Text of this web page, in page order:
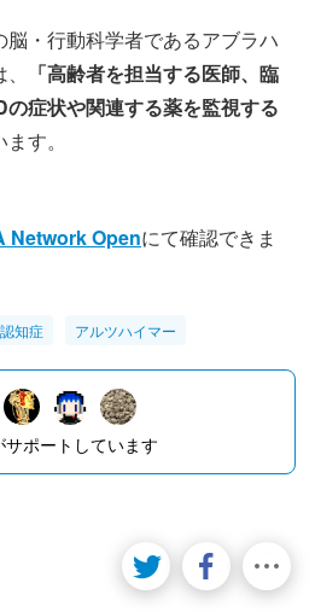
・行動科学者であるアブラハ
「高齢者を担当する医師、臨
症状や関連する薬を監視する
す。
Network Openにて確認できま
認知症 アルツハイマー
サポートしています